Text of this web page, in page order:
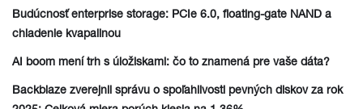
Budúcnosť enterprise storage: PCIe 6.0, floating-gate NAND a
chladenie kvapalinou
AI boom mení trh s úložiskami: čo to znamená pre vaše dáta?
Backblaze zverejnil správu o spoľahlivosti pevných diskov za rok